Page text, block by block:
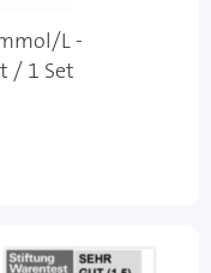
L -
/ 1 Set